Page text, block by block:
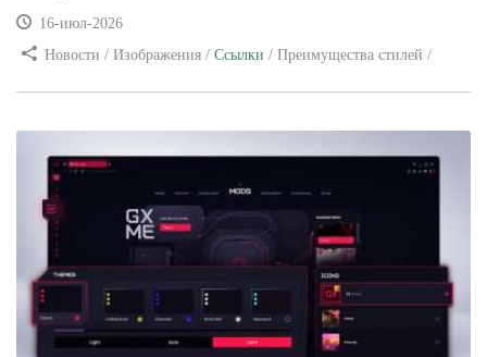
16-июл-2026
Новости / Изображения / Ссылки / Преимущества стилей /